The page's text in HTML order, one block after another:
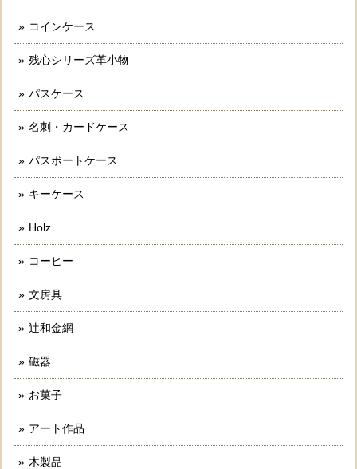
コインケース
残心シリーズ革小物
パスケース
名刺・カードケース
パスポートケース
キーケース
Holz
コーヒー
文房具
辻和金網
磁器
お菓子
アート作品
木製品